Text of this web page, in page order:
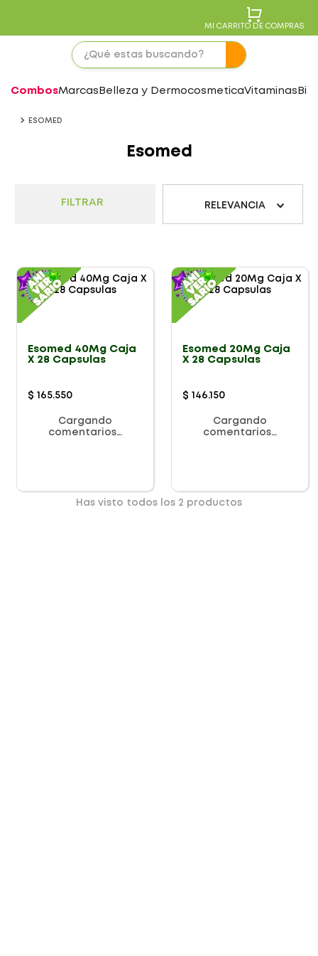
MI CARRITO DE COMPRAS
CombosMarcas Belleza y DermocosmeticaVitaminas
ESOMED
Esomed
FILTRAR RELEVANCIA
Esomed 40Mg Caja
X 28 Capsulas
$ 165.550
Cargando
comentarios…
Esomed 20Mg Caja
X 28 Capsulas
$ 146.150
Cargando
comentarios…
Has visto todos los 2 productos